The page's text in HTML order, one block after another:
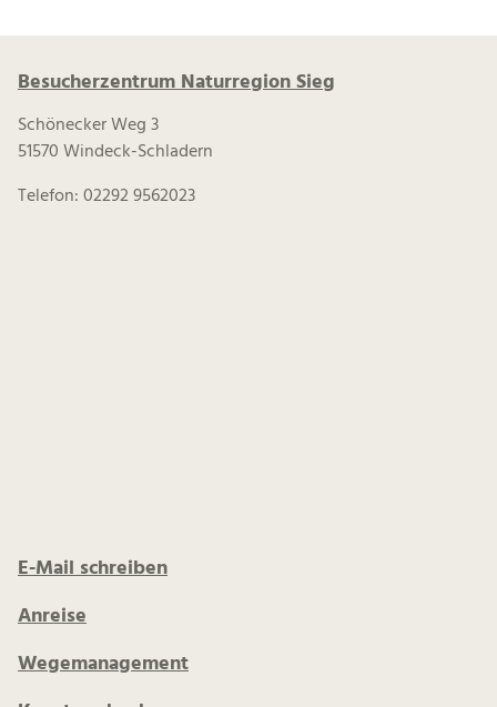
Besucherzentrum Naturregion Sieg
Schönecker Weg 3
51570 Windeck-Schladern
Telefon: 02292 9562023
E-Mail schreiben
Anreise
Wegemanagement